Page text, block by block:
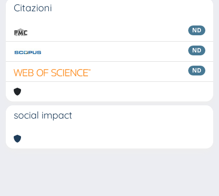
Citazioni
ND
ND
ND
social impact